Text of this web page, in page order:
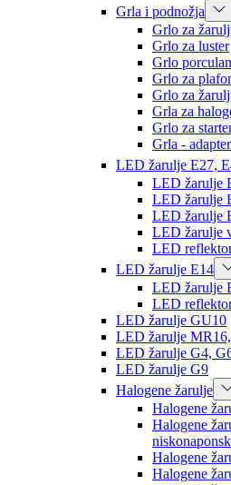
Grla i podnožja
Grlo za
Grlo za luster
Grlo
Grlo za
Grlo za
Grla za
Grlo za
Grla -
LED žarulje E27,
LED žarulje
LED žarulje
LED žarulje
LED žarulje
LED
LED žarulje E14
LED žarulje
LED
LED žarulje GU10
LED žarulje
LED žarulje G4,
LED žarulje G9
Halogene žarulje
Halogene
Halogene
Halogene
Halogene